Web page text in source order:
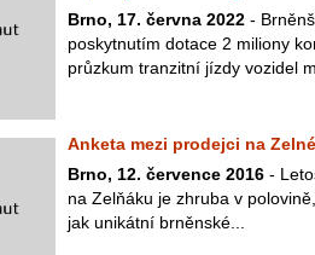
Brno, 17. června 2022 -
poskytnutím dotace 2 miliony
průzkum tranzitní jízdy vozidel
Anketa mezi prodejci na
Brno, 12. července 2016 -
na Zelňáku je zhruba v
jak unikátní brněnské...